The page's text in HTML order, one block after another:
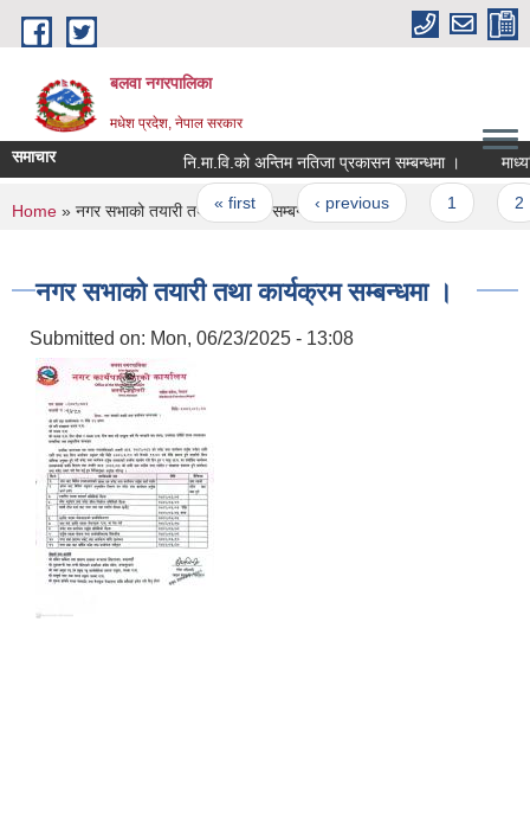
Skip to main content
बलवा नगरपालिका
मधेश प्रदेश, नेपाल सरकार
समाचार नि.मा.वि.को अन्तिम नतिजा प्रकासन सम्बन्धमा ।
Pages
« first ‹ previous
You are here
Home » नगर सभाको तयारी तथा कार्यक्रम सम्बन्धमा ।
नगर सभाको तयारी तथा कार्यक्रम सम्बन्धमा ।
Submitted on: Mon, 06/23/2025 - 13:08